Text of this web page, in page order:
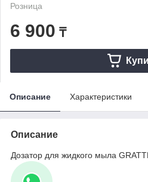
Розница
6 900 ₸
Описание Характеристики
Описание
Дозатор для жидкого мыла